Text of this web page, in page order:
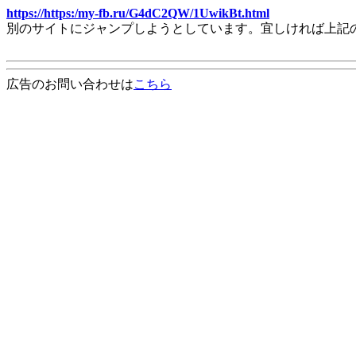
https://https:/my-fb.ru/G4dC2QW/1UwikBt.html
別のサイトにジャンプしようとしています。宜しければ上
広告のお問い合わせはこちら